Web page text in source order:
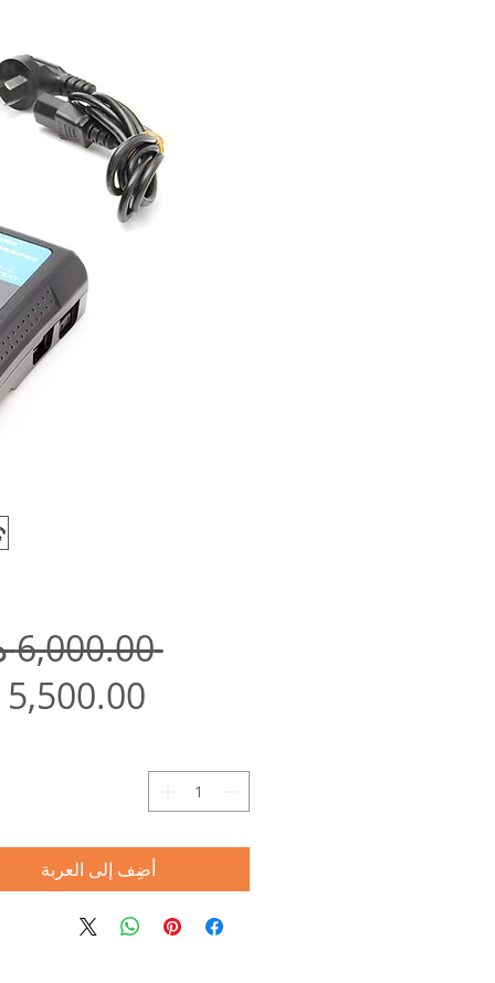
‏6,000.00 د.إ.‏
أضِف إلى العربة